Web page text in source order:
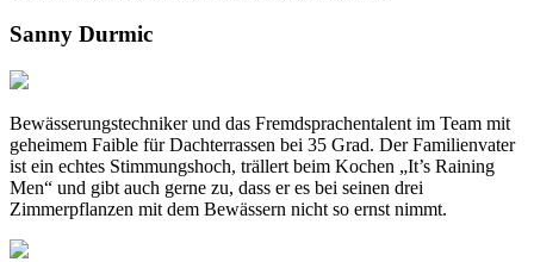
Sanny Durmic
Bewässerungstechniker und das Fremdsprachentalent im Team mit
geheimem Faible für Dachterrassen bei 35 Grad. Der Familienvater
ist ein echtes Stimmungshoch, trällert beim Kochen „It’s Raining
Men“ und gibt auch gerne zu, dass er es bei seinen drei
Zimmerpflanzen mit dem Bewässern nicht so ernst nimmt.